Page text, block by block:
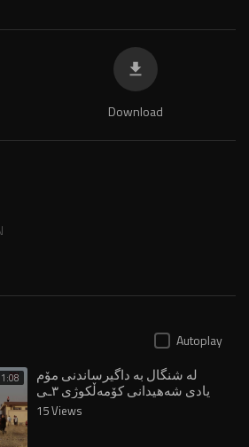
Download
Autoplay
لە شنگال بە داگیرساندنی مۆم
یادی شەهیدانی کۆمەڵکوژی ٣ـی
ئاب کرایەوە
15 Views